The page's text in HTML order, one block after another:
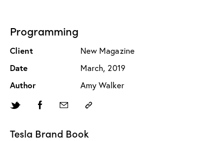
Programming
Tesla Brand Book
Client
New Magazine
Date
March, 2019
Author
Amy Walker